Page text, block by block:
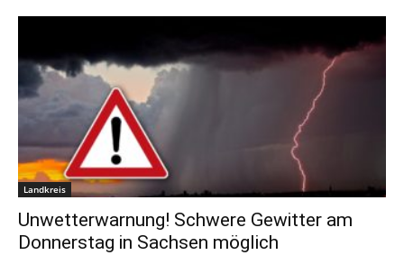
Landkreis
Unwetterwarnung! Schwere Gewitter am
Donnerstag in Sachsen möglich